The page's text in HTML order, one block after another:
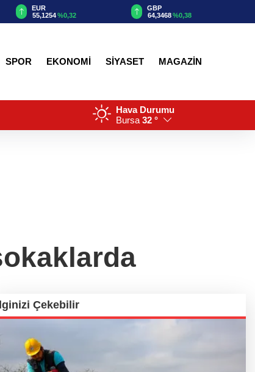
EUR
55,1254 %0,32
GBP
64,3468%0,38
SPOR EKONOMİ SİYASET MAGAZİN
Hava Durumu
Bursa 32 °
Çekebilir